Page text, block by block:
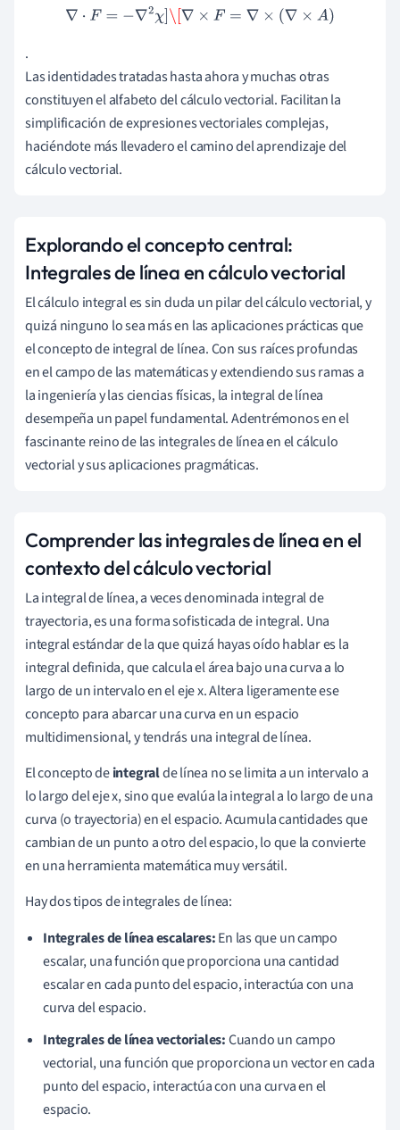
∇⋅F=−∇ 2χ]\[ ∇× F= ∇× (∇× A)
.
Las identidades tratadas hasta ahora y muchas otras
constituyen el alfabeto del cálculo vectorial. Facilitan la
simplificación de expresiones vectoriales complejas,
haciéndote más llevadero el camino del aprendizaje del
cálculo vectorial.
Explorando el concepto central:
Integrales de línea en cálculo vectorial
El cálculo integral es sin duda un pilar del cálculo vectorial, y
quizá ninguno lo sea más en las aplicaciones prácticas que
el concepto de integral de línea. Con sus raíces profundas
en el campo de las matemáticas y extendiendo sus ramas a
la ingeniería y las ciencias físicas, la integral de línea
desempeña un papel fundamental. Adentrémonos en el
fascinante reino de las integrales de línea en el cálculo
vectorial y sus aplicaciones pragmáticas.
Comprender las integrales de línea en el
contexto del cálculo vectorial
La integral de línea, a veces denominada integral de
trayectoria, es una forma sofisticada de integral. Una
integral estándar de la que quizá hayas oído hablar es la
integral definida, que calcula el área bajo una curva a lo
largo de un intervalo en el eje x. Altera ligeramente ese
concepto para abarcar una curva en un espacio
multidimensional, y tendrás una integral de línea.
El concepto deintegralde línea no se limita a un intervalo a
lo largo del eje x, sino que evalúa la integral a lo largo de una
curva (o trayectoria) en el espacio. Acumula cantidades que
cambian de un punto a otro del espacio, lo que la convierte
en una herramienta matemática muy versátil.
Hay dos tipos de integrales de línea:
Integrales de línea escalares:En las que un campo
escalar, una función que proporciona una cantidad
escalar en cada punto del espacio, interactúa con una
curva del espacio.
Integrales de línea vectoriales:Cuando un campo
vectorial, una función que proporciona un vector en cada
punto del espacio, interactúa con una curva en el
espacio.